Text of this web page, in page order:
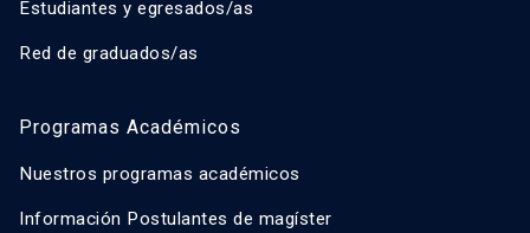
Estudiantes y egresados/as
Red de graduados/as
Programas Académicos
Nuestros programas académicos
Información Postulantes de magíster